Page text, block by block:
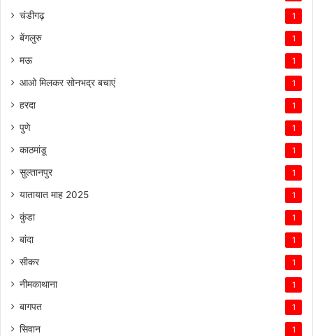
चंडीगढ़ 1
बेंगलुरु 1
मऊ 1
आओ मिलकर सोनभद्र बचाएं 1
हरदा 1
पुणे 1
काठमांडू 1
सुल्तानपुर 1
यातायात माह 2025 1
कुंडा 1
बांदा 1
सीकर 1
नीमकाथाना 1
बागपत 1
सिवान 1